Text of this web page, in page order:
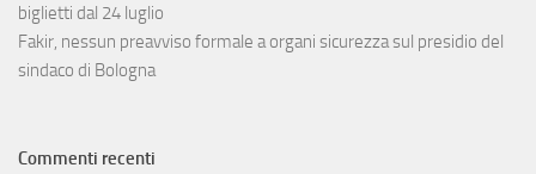
biglietti dal 24 luglio
Fakir, nessun preavviso formale a organi sicurezza sul presidio del
sindaco di Bologna
Commenti recenti